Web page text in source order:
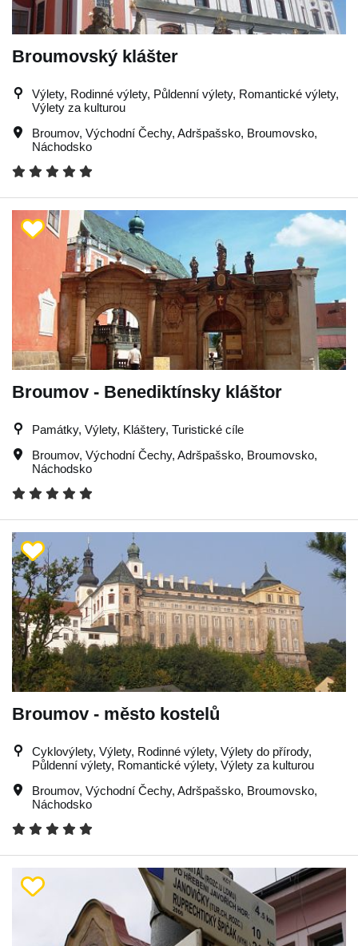
Broumovský klášter
Výlety, Rodinné výlety, Půldenní výlety, Romantické výlety,
Výlety za kulturou
Broumov, Východní Čechy, Adršpašsko, Broumovsko,
Náchodsko
Broumov - Benediktínsky kláštor
Památky, Výlety, Kláštery, Turistické cíle
Broumov, Východní Čechy, Adršpašsko, Broumovsko,
Náchodsko
Broumov - město kostelů
Cyklovýlety, Výlety, Rodinné výlety, Výlety do přírody,
Půldenní výlety, Romantické výlety, Výlety za kulturou
Broumov, Východní Čechy, Adršpašsko, Broumovsko,
Náchodsko